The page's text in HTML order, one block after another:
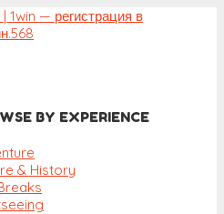
BY EXPERIENCE
& History